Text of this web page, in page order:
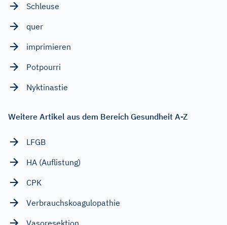
Schleuse
quer
imprimieren
Potpourri
Nyktinastie
Weitere Artikel aus dem Bereich Gesundheit A-Z
LFGB
HA (Auflistung)
CPK
Verbrauchskoagulopathie
Vasoresektion